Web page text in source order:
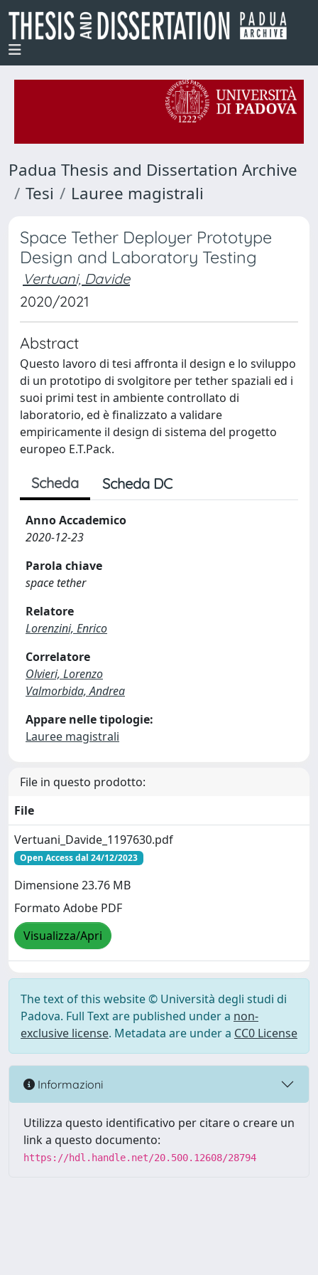
Padua Thesis and Dissertation Archive
Tesi
Lauree magistrali
Space Tether Deployer Prototype
Design and Laboratory Testing
Vertuani, Davide
2020/2021
Abstract
Questo lavoro di tesi affronta il design e lo sviluppo
di un prototipo di svolgitore per tether spaziali ed i
suoi primi test in ambiente controllato di
laboratorio, ed è finalizzato a validare
empiricamente il design di sistema del progetto
europeo E.T.Pack.
Scheda Scheda DC
Anno Accademico
2020-12-23
Parola chiave
space tether
Relatore
Lorenzini, Enrico
Correlatore
Olvieri, Lorenzo
Valmorbida, Andrea
Appare nelle tipologie:
Lauree magistrali
File in questo prodotto:
File
Vertuani_Davide_1197630.pdf
Open Access dal 24/12/2023
Dimensione 23.76 MB
Formato Adobe PDF
Visualizza/Apri
The text of this website © Università degli studi di
Padova. Full Text are published under a non-
exclusive license. Metadata are under a CC0 License
Informazioni
Utilizza questo identificativo per citare o creare un
link a questo documento:
https://hdl.handle.net/20.500.12608/28794